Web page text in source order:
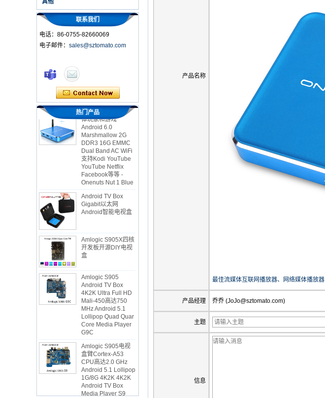
联系我们
电话：86-0755-82660069
电子邮件： sales@sztomato.com
热门产品
2英寸1八颗核心流媒
体玩家和游戏
Android 6.0
Marshmallow 2G
DDR3 16G EMMC
Dual Band AC WiFi
支持Kodi YouTube
YouTube Netflix
Facebook等等 -
Onenuts Nut 1 Blue
Gigabit以太网
Android智能电视盒
开发板开源DIY电视
盒
Android TV Box
4K2K Ultra Full HD
Mali-450高达750
MHz Android 5.1
Lollipop Quad Quar
Core Media Player
G9C
盒臂Cortex-A53
CPU高达2.0 GHz
Android 5.1 Lollipop
1G/8G 4K2K 4K2K
Android TV Box
Media Player S9
产品名称
最佳流媒体互联网播放器、网络媒体播放器
产品经理 乔乔 (JoJo@sztomato.com)
主题
信息